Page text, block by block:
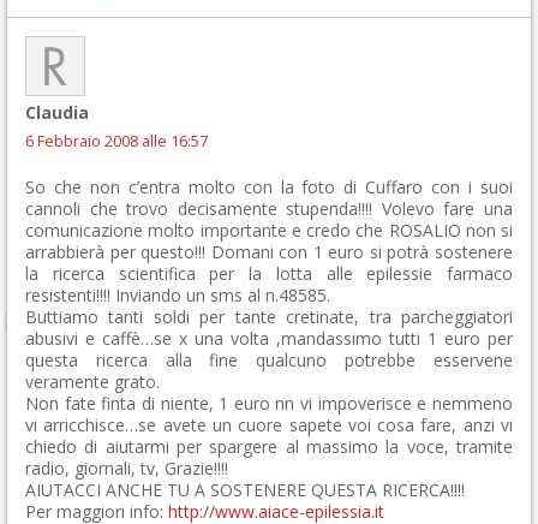
Claudia
6 Febbraio 2008 alle 16:57
So che non c’entra molto con la foto di Cuffaro con i suoi
cannoli che trovo decisamente stupenda!!!! Volevo fare una
comunicazione molto importante e credo che ROSALIO non si
arrabbierà per questo!!! Domani con 1 euro si potrà sostenere
la ricerca scientifica per la lotta alle epilessie farmaco
resistenti!!!! Inviando un sms al n.48585.
Buttiamo tanti soldi per tante cretinate, tra parcheggiatori
abusivi e caffè…se x una volta ,mandassimo tutti 1 euro per
questa ricerca alla fine qualcuno potrebbe esservene
veramente grato.
Non fate finta di niente, 1 euro nn vi impoverisce e nemmeno
vi arricchisce…se avete un cuore sapete voi cosa fare, anzi vi
chiedo di aiutarmi per spargere al massimo la voce, tramite
radio, giornali, tv, Grazie!!!!
AIUTACCI ANCHE TU A SOSTENERE QUESTA RICERCA!!!!
Per maggiori info: http://www.aiace-epilessia.it